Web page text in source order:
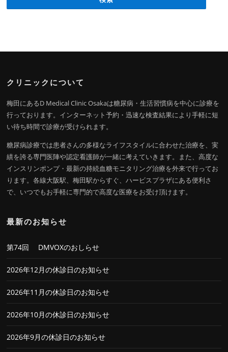
クリニックについて
梅田にあるD Medical Clinic Osakaは糖尿病・生活習慣病を中心に診療を
行っております。インターネット予約・迅速な検査結果により手軽に短
い待ち時間で診療が受けられます。
糖尿病診療では患者さんの多様なライフスタイルに合わせた治療を、実
績を誇る専門医陣や認定看護師が一緒に考えていきます。また、高度な
インスリンポンプ・最新の持続血糖モニタリング治療を外来で行ってお
ります。各線大阪駅、梅田駅からすぐ、ハービスプラザにある便利さ
で、いつでもお手軽に専門的で高度な医療をお受け頂けます。
最新のお知らせ
第74回 DMVOXのおしらせ
2026年12月の休診日のお知らせ
2026年11月の休診日のお知らせ
2026年10月の休診日のお知らせ
2026年9月の休診日のお知らせ